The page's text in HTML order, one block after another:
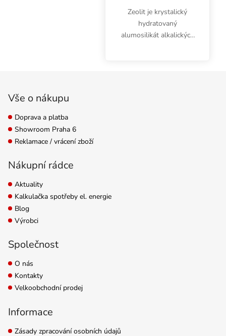
Zeolit je krystalický
hydratovaný
alumosilikát alkalických
Vše o nákupu
Doprava a platba
Showroom Praha 6
Reklamace / vrácení zboží
Nákupní rádce
Aktuality
Kalkulačka spotřeby el. energie
Blog
Výrobci
Společnost
O nás
Kontakty
Velkoobchodní prodej
Informace
Zásady zpracování osobních údajů